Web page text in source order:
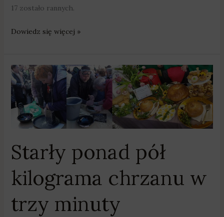
17 zostało rannych.
Dowiedz się więcej »
Starły ponad pół
kilograma chrzanu w
trzy minuty
Starły
ponad
pół
kilograma
chrzanu
trzy
minuty